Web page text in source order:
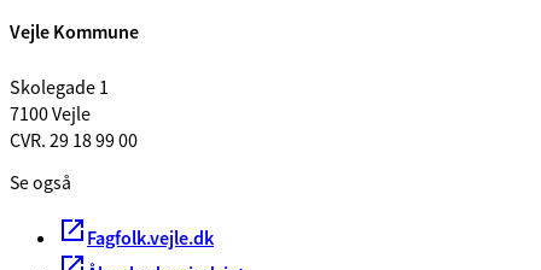
Vejle Kommune
Skolegade 1
7100 Vejle
CVR. 29 18 99 00
Se også
Fagfolk.vejle.dk